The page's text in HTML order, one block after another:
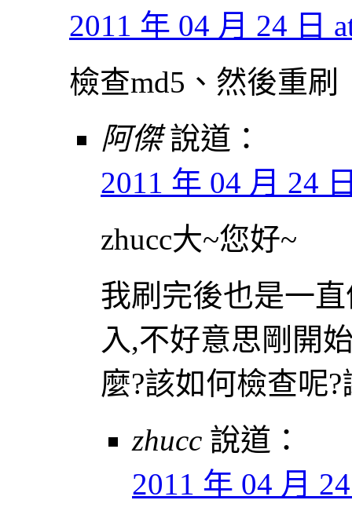
2011 年 04 月 24 日
檢查md5、然後重刷
阿傑 說道：
2011 年 04 月 24
zhucc大~您好~
我刷完後也是一
入,不好意思剛開
麼?該如何檢查呢?
zhucc 說道：
2011 年 04 月